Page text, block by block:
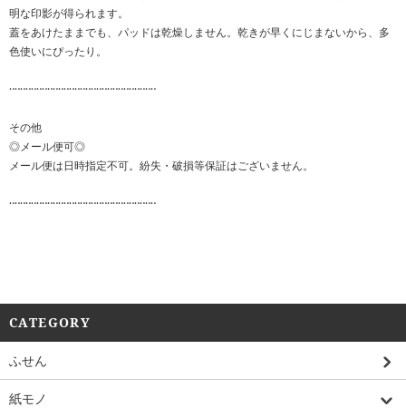
明な印影が得られます。
蓋をあけたままでも、パッドは乾燥しません。乾きが早くにじまないから、多
色使いにぴったり。
‥‥‥‥‥‥‥‥‥‥‥‥‥‥‥‥‥‥‥‥‥‥‥‥‥‥‥
その他
◎メール便可◎
メール便は日時指定不可。紛失・破損等保証はございません。
‥‥‥‥‥‥‥‥‥‥‥‥‥‥‥‥‥‥‥‥‥‥‥‥‥‥‥
CATEGORY
ふせん
紙モノ